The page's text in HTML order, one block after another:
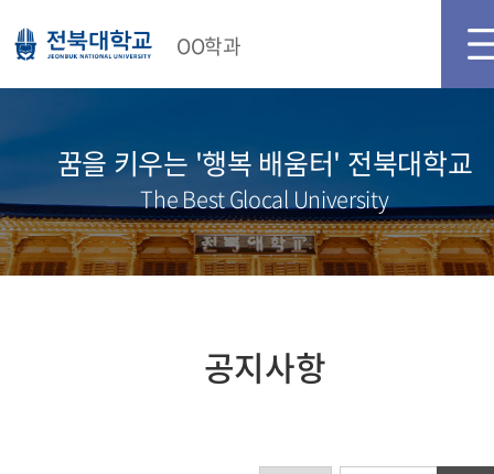
OO학과
꿈을 키우는 '행복 배움터' 전북대학교
The Best Glocal University
공지사항